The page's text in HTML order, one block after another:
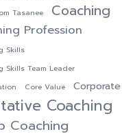
Tasanee
Coaching
Profession
Skills
Skills Team Leader
Core Value Corporate
Coaching
Coaching